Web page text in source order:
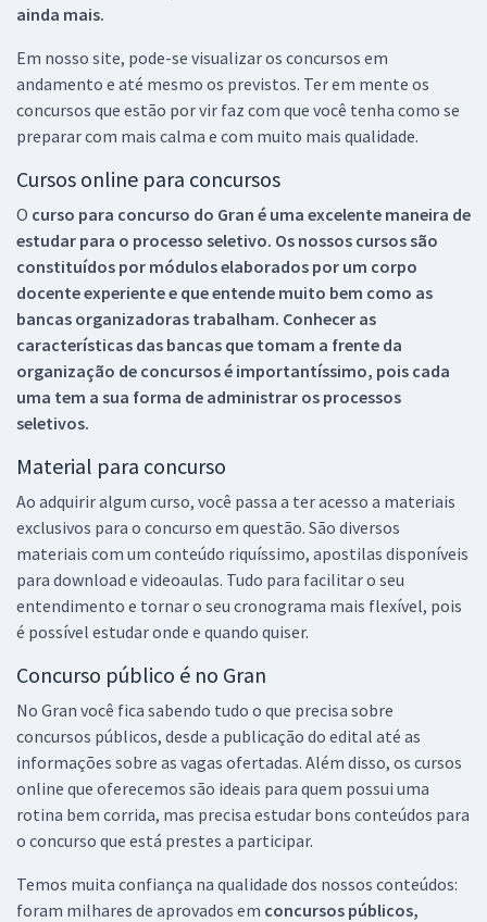
ainda mais.
Em nosso site, pode-se visualizar os concursos em
andamento e até mesmo os previstos. Ter em mente os
concursos que estão por vir faz com que você tenha como se
preparar com mais calma e com muito mais qualidade.
Cursos online para concursos
O curso para concurso do Gran é uma excelente maneira de
estudar para o processo seletivo. Os nossos cursos são
constituídos por módulos elaborados por um corpo
docente experiente e que entende muito bem como as
bancas organizadoras trabalham. Conhecer as
características das bancas que tomam a frente da
organização de concursos é importantíssimo, pois cada
uma tem a sua forma de administrar os processos
seletivos.
Material para concurso
Ao adquirir algum curso, você passa a ter acesso a materiais
exclusivos para o concurso em questão. São diversos
materiais com um conteúdo riquíssimo, apostilas disponíveis
para download e videoaulas. Tudo para facilitar o seu
entendimento e tornar o seu cronograma mais flexível, pois
é possível estudar onde e quando quiser.
Concurso público é no Gran
No Gran você fica sabendo tudo o que precisa sobre
concursos públicos, desde a publicação do edital até as
informações sobre as vagas ofertadas. Além disso, os cursos
online que oferecemos são ideais para quem possui uma
rotina bem corrida, mas precisa estudar bons conteúdos para
o concurso que está prestes a participar.
Temos muita confiança na qualidade dos nossos conteúdos:
foram milhares de aprovados em concursos públicos,